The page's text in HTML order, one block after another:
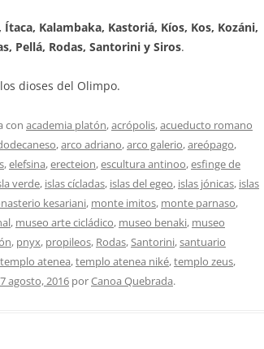
Ítaca, Kalambaka, Kastoriá, Kíos, Kos, Kozáni,
Pellá, Rodas, Santorini y Siros.
dioses del Olimpo.
con academia platón,acrópolis,acueducto romano
,arco adriano,arco galerio,areópago,
,elefsina,erecteion,escultura antinoo,esfinge de
verde, islas cícladas, islas del egeo, islas jónicas, islas
kesariani, monte imitos, monte parnaso,
, museo arte cicládico, museo benaki, museo
, pnyx, propileos, Rodas,Santorini,santuario
templo atenea,templo atenea niké,templo zeus,
agosto, 2016 porCanoa Quebrada.